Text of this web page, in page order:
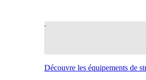
Découvre les équipements de